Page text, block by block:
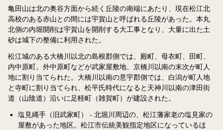
亀田山は北の奥谷方面から続く丘陵の南端にあたり、現在松江北
高校のある赤山との間には宇賀山と呼ばれる丘陵があった。本丸
北側の内堀開削は宇賀山を開削する大工事となり、大量に出た土
砂は城下の整備に利用された。
松江城のある大橋川以北の島根郡側では、殿町、母衣町、田町、
内中原町。外中原町などが武家屋敷地、京橋川以南の末次が町人
地に割り当てられた。大橋川以南の意宇郡側では、白潟が町人地
と寺町に割り当てられ、松平氏時代になると天神川以南の津田街
道（山陰道）沿いに足軽町（雑賀町）が建設された。
塩見縄手（旧武家町） - 北堀川周辺の、松江藩家老の塩見家の
屋敷があった地区。松江市伝統美観指定地区になっているほ